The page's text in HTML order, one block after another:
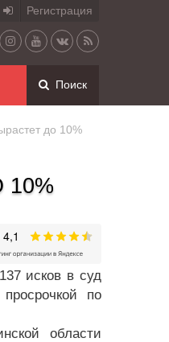
Регистрация
Поиск
до 10%
исков в суд
по
области